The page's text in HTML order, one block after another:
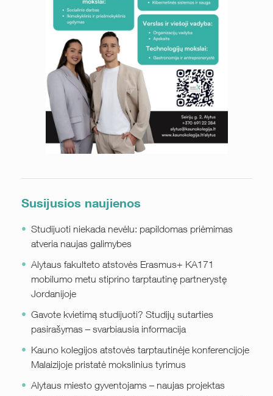
Susijusios naujienos
Studijuoti niekada nevėlu: papildomas priėmimas
atveria naujas galimybes
Alytaus fakulteto atstovės Erasmus+ KA171
mobilumo metu stiprino tarptautinę partnerystę
Jordanijoje
Gavote kvietimą studijuoti? Studijų sutarties
pasirašymas – svarbiausia informacija
Kauno kolegijos atstovės tarptautinėje konferencijoje
Malaizijoje pristatė mokslinius tyrimus
Alytaus miesto gyventojams – naujas projektas